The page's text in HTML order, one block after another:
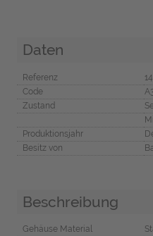
Daten
Referenz
Code
Zustand
Produktionsjahr
Besitz von
Beschreibung
Gehäuse Material